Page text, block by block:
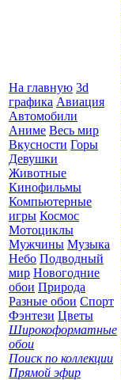
На главную 3d
графика Авиация
Автомобили
Аниме Весь мир
Вкусности Горы
Девушки
Животные
Кинофильмы
Компьютерные
игры Космос
Мотоциклы
Мужчины Музыка
Небо Подводный
мир Новогодние
обои Природа
Разные обои Спорт
Фэнтези Цветы
Широкоформатные
обои
Поиск по коллекции
Прямой эфир